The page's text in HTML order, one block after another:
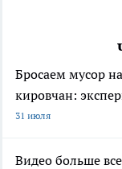
Бросаем мусор
кировчан:
31 июля
Видео больше